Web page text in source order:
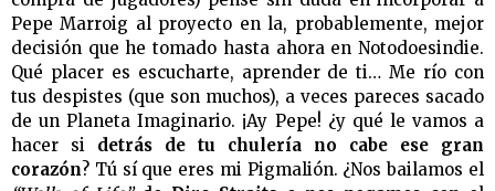
Pepe Marroig al proyecto en la, probablemente, mejor
decisión que he tomado hasta ahora en Notodoesindie.
Qué placer es escucharte, aprender de ti… Me río con
tus despistes (que son muchos), a veces pareces sacado
de un Planeta Imaginario. ¡Ay Pepe! ¿y qué le vamos a
hacer si detrás de tu chulería no cabe ese gran
corazón? Tú sí que eres mi Pigmalión. ¿Nos bailamos el